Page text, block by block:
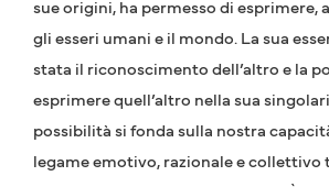
sue origini, ha permesso di esprimere,
gli esseri umani e il mondo. La sua
stata il riconoscimento dell’altro e la
esprimere quell’altro nella sua
possibilità si fonda sulla nostra
legame emotivo, razionale e collettivo